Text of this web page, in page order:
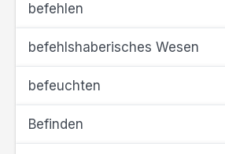
befehlen
befehlshaberisches Wesen
befeuchten
Befinden